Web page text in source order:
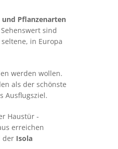
und Pflanzenarten
sind
in Europa
werden wollen.
als der schönste
Ausflugsziel.
Haustür -
erreichen
der Isola